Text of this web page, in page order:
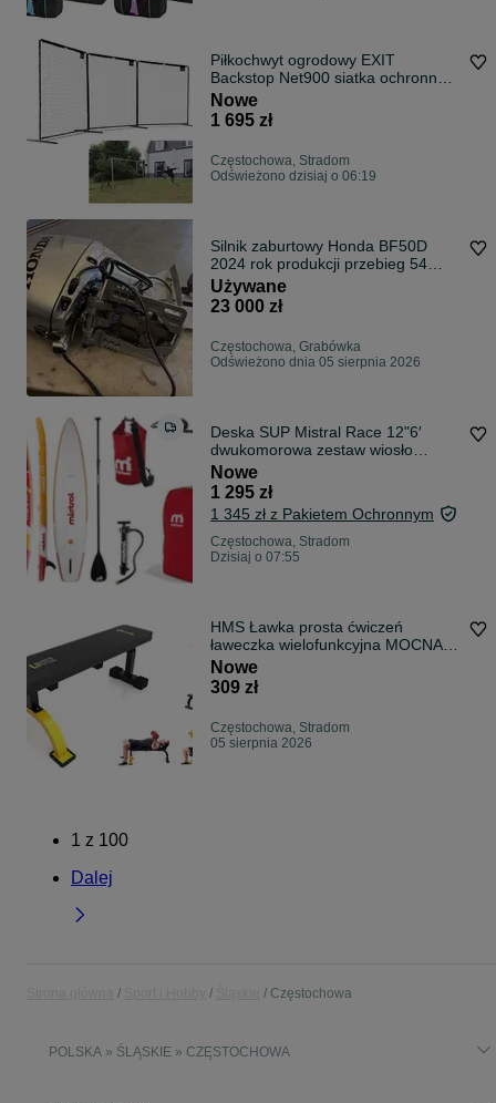
Piłkochwyt ogrodowy EXIT
Backstop Net900 siatka ochronna +
stelaż 9x3m
Nowe
1 695 zł
Częstochowa, Stradom
Odświeżono dzisiaj o 06:19
Silnik zaburtowy Honda BF50D
2024 rok produkcji przebieg 54
moto godzin
Używane
23 000 zł
Częstochowa, Grabówka
Odświeżono dnia 05 sierpnia 2026
Deska SUP Mistral Race 12"6′
dwukomorowa zestaw wiosło
pompka plecak SZYBKA
Nowe
1 295 zł
1 345 zł z Pakietem Ochronnym
Częstochowa, Stradom
Dzisiaj o 07:55
HMS Ławka prosta ćwiczeń
ławeczka wielofunkcyjna MOCNA
L8012 PREMIUM
Nowe
309 zł
Częstochowa, Stradom
05 sierpnia 2026
1 z 100
Dalej
Częstochowa
POLSKA » ŚLĄSKIE » CZĘSTOCHOWA